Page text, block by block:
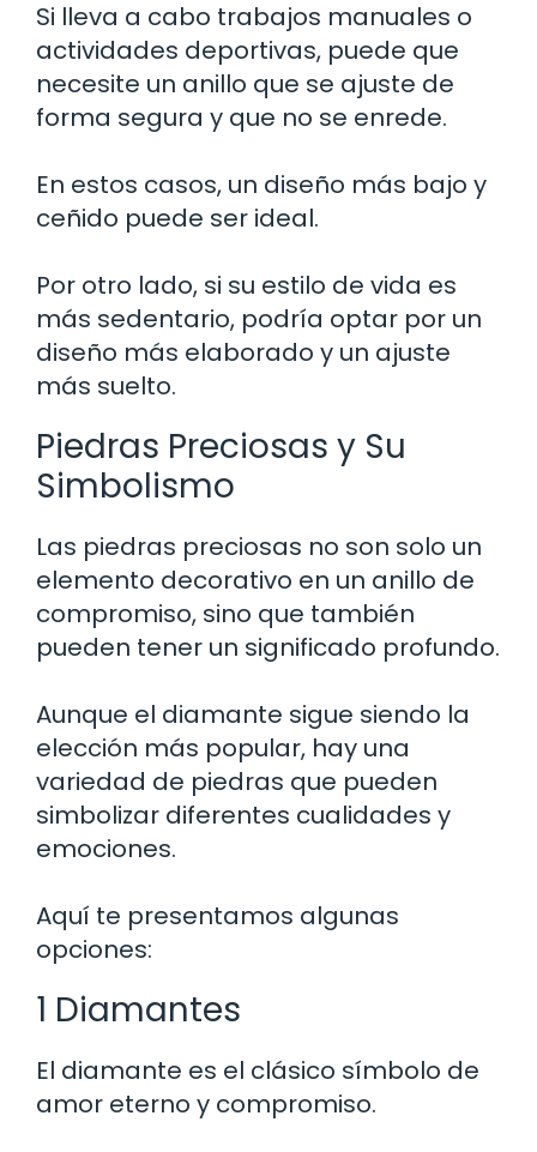
Si lleva a cabo trabajos manuales o
actividades deportivas, puede que
necesite un anillo que se ajuste de
forma segura y que no se enrede.
En estos casos, un diseño más bajo y
ceñido puede ser ideal.
Por otro lado, si su estilo de vida es
más sedentario, podría optar por un
diseño más elaborado y un ajuste
más suelto.
Piedras Preciosas y Su
Simbolismo
Las piedras preciosas no son solo un
elemento decorativo en un anillo de
compromiso, sino que también
pueden tener un significado profundo.
Aunque el diamante sigue siendo la
elección más popular, hay una
variedad de piedras que pueden
simbolizar diferentes cualidades y
emociones.
Aquí te presentamos algunas
opciones:
1 Diamantes
El diamante es el clásico símbolo de
amor eterno y compromiso.